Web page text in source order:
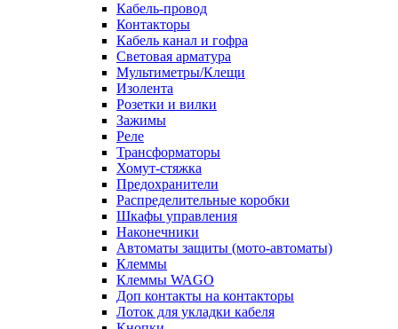
Кабель-провод
Контакторы
Кабель канал и гофра
Световая арматура
Мультиметры/Клещи
Изолента
Розетки и вилки
Зажимы
Реле
Трансформаторы
Хомут-стяжка
Предохранители
Распределительные коробки
Шкафы управления
Наконечники
Автоматы защиты (мото-автоматы)
Клеммы
Клеммы WAGO
Доп контакты на контакторы
Лоток для укладки кабеля